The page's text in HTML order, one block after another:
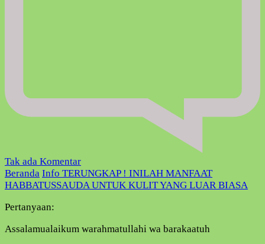
Tak ada Komentarpada
TERUNGKAP
!
UNTUK
Beranda Info TERUNGKAP ! INILAH MANFAAT
HABBATUSSAUDA UNTUK KULIT YANG LUAR BIASA
Pertanyaan:
Assalamualaikum warahmatullahi wa barakaatuh